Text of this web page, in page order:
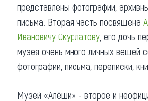
представлены фотографии,
письма. Вторая часть посвящена
Ивановичу Скурлатову , его дочь
музея очень много личных вещей
фотографии, письма, переписки,
Музей «Алёши» - второе и